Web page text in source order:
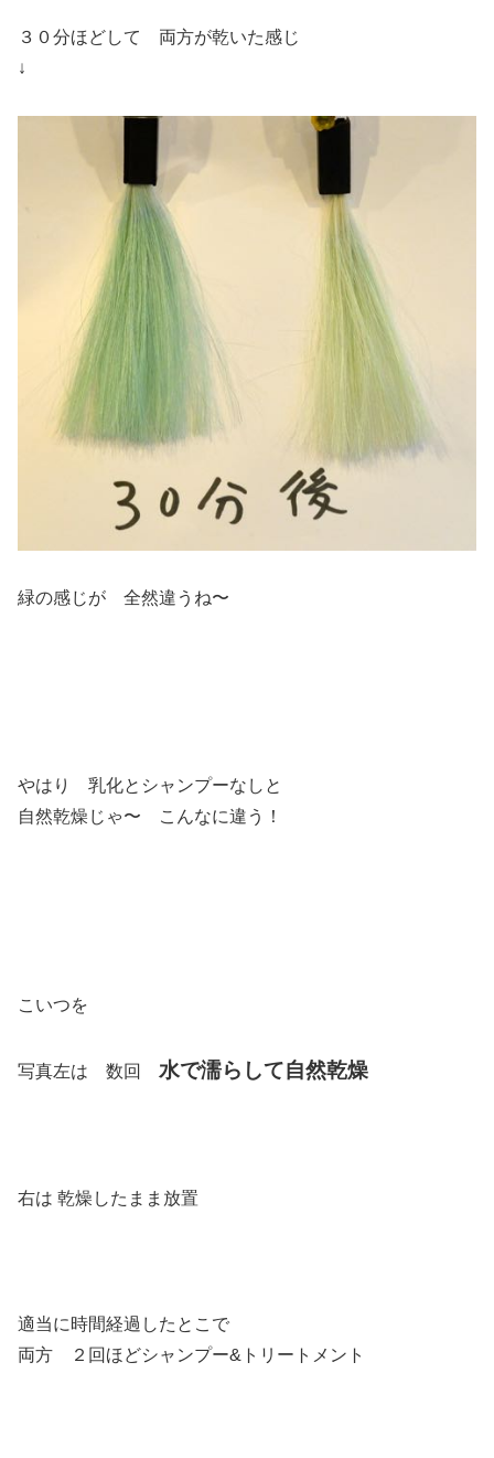
３０分ほどして 両方が乾いた感じ
↓
緑の感じが 全然違うね〜
やはり 乳化とシャンプーなしと
自然乾燥じゃ〜 こんなに違う！
こいつを
写真左は 数回 水で濡らして自然乾燥
右は 乾燥したまま放置
適当に時間経過したとこで
両方 ２回ほどシャンプー&トリートメント